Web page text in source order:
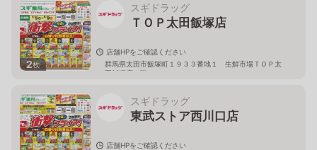
2枚
スギドラッグ
ＴＯＰ太田飯塚店
店舗HPをご確認ください
群馬県太田市飯塚町１９３３番地１ 生鮮市場ＴＯＰ太
田飯塚店１階
スギドラッグ
東武ストア西川口店
店舗HPをご確認ください